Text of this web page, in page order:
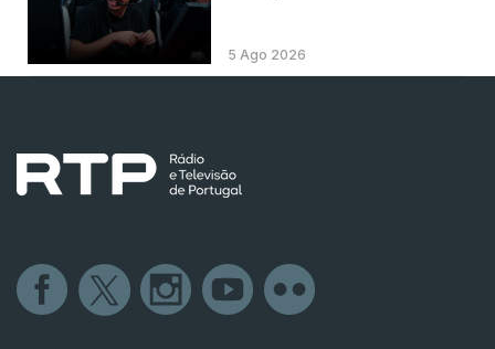
5 Ago 2026